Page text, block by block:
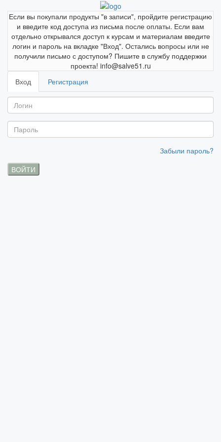
Если вы покупали продукты "в записи", пройдите регистрацию
и введите код доступа из письма после оплаты. Если вам
отдельно открывался доступ к курсам и материалам введите
логин и пароль на вкладке "Вход". Остались вопросы или не
получили письмо с доступом? Пишите в службу поддержки
проекта! info@salve51.ru
Вход
Регистрация
Забыли пароль?
ВОЙТИ